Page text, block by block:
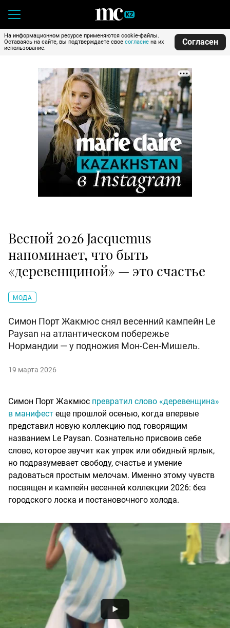
На информационном ресурсе применяются cookie-файлы.
Оставаясь на сайте, вы подтверждаете свое согласие на их
использование.
Согласен
Весной 2026 Jacquemus
напоминает, что быть
«деревенщиной» — это счастье
МОДА
Симон Порт Жакмюс снял весенний кампейн Le
Paysan на атлантическом побережье
Нормандии — у подножия Мон-Сен-Мишель.
19 марта 2026
Симон Порт Жакмюс превратил слово «деревенщина»
в манифест еще прошлой осенью, когда впервые
представил новую коллекцию под говорящим
названием Le Paysan. Сознательно присвоив себе
слово, которое звучит как упрек или обидный ярлык,
но подразумевает свободу, счастье и умение
радоваться простым мелочам. Именно этому чувств
посвящен и кампейн весенней коллекции 2026: без
городского лоска и постановочного холода.